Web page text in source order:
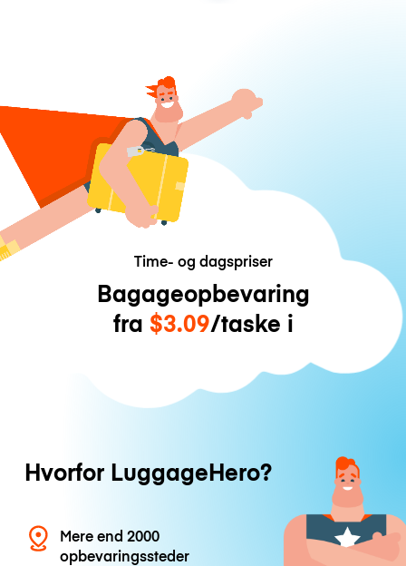
Time- og dagspriser
Bagageopbevaring
fra $3.09/taske i
Hvorfor LuggageHero?
Mere end 2000
opbevaringssteder